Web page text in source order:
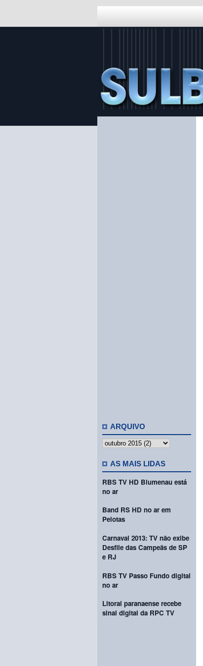
ARQUIVO
AS MAIS LIDAS
RBS TV HD Blumenau está
no ar
Band RS HD no ar em
Pelotas
Carnaval 2013: TV não exibe
Desfile das Campeãs de SP
e RJ
RBS TV Passo Fundo digital
no ar
Litoral paranaense recebe
sinal digital da RPC TV